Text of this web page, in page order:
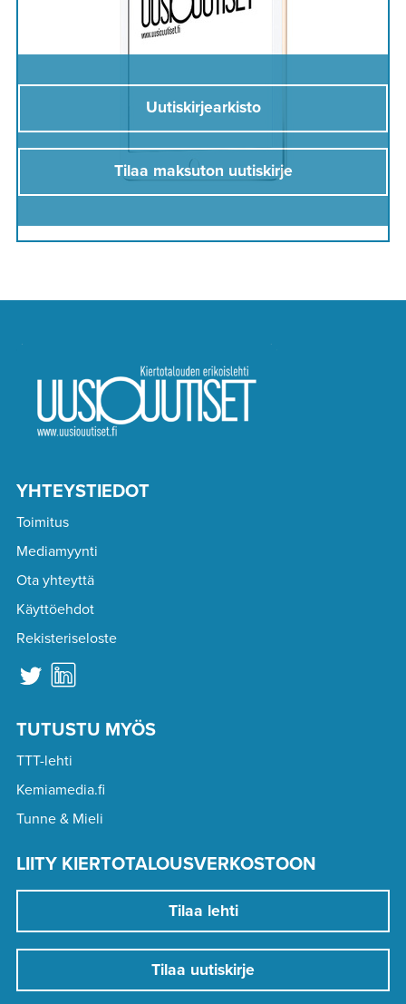
Uutiskirjearkisto
Tilaa maksuton uutiskirje
YHTEYSTIEDOT
Toimitus
Mediamyynti
Ota yhteyttä
Käyttöehdot
Rekisteriseloste
TUTUSTU MYÖS
TTT-lehti
Kemiamedia.fi
Tunne & Mieli
LIITY KIERTOTALOUSVERKOSTOON
Tilaa lehti
Tilaa uutiskirje